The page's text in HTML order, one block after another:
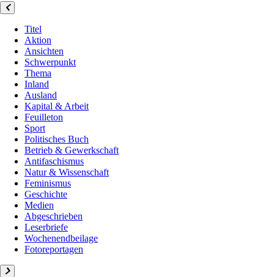
Titel
Aktion
Ansichten
Schwerpunkt
Thema
Inland
Ausland
Kapital & Arbeit
Feuilleton
Sport
Politisches Buch
Betrieb & Gewerkschaft
Antifaschismus
Natur & Wissenschaft
Feminismus
Geschichte
Medien
Abgeschrieben
Leserbriefe
Wochenendbeilage
Fotoreportagen